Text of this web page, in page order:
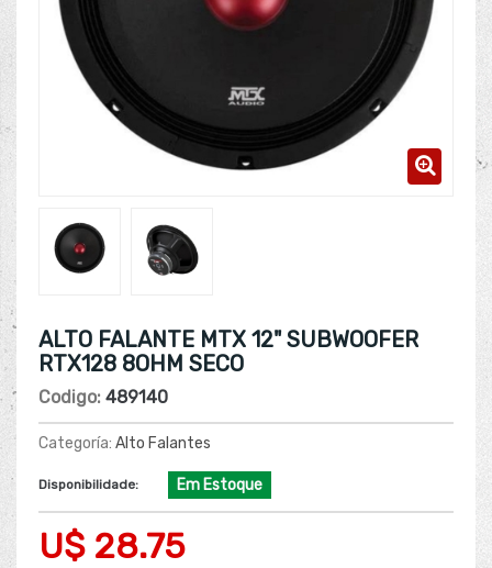
ALTO FALANTE MTX 12" SUBWOOFER
RTX128 8OHM SECO
Codigo: 489140
Categoría: Alto Falantes
Disponibilidade: Em Estoque
U$ 28.75